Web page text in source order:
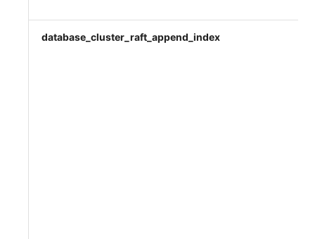
database_cluster_raft_append_index